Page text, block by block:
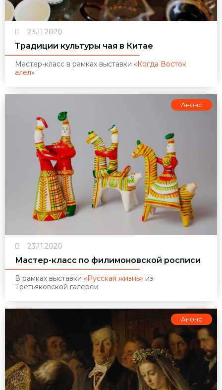
23.11.2020
Традиции культуры чая в Китае
Мастер-класс в рамках выставки «Когда Восток
алел»
Анонс
23.11.2020
Мастер-класс по филимоновской росписи
В рамках выставки «Русская жизнь» из
Третьяковской галереи
Анонс